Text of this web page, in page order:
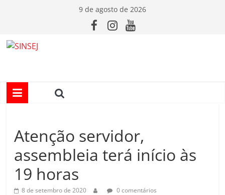
conteúdo
9 de agosto de 2026
I
S
E
Atenção servidor,
assembleia terá início às
19 horas
8 de setembro de 2020 0 comentários